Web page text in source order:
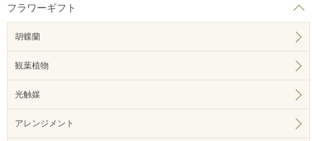
フラワーギフト
胡蝶蘭
観葉植物
光触媒
アレンジメント